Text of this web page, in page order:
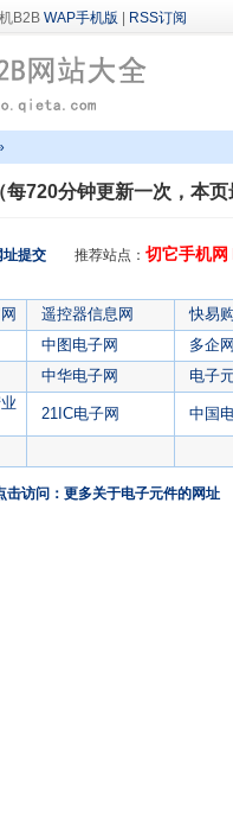
WAP手机版 RSS订阅
720分钟更新一次，本
址提交推荐站点： 切它手机网
遥控器信息网
快易
中图电子网
多企
中华电子网 电子
21IC电子网 中国
击访问：更多关于电子元件的网址